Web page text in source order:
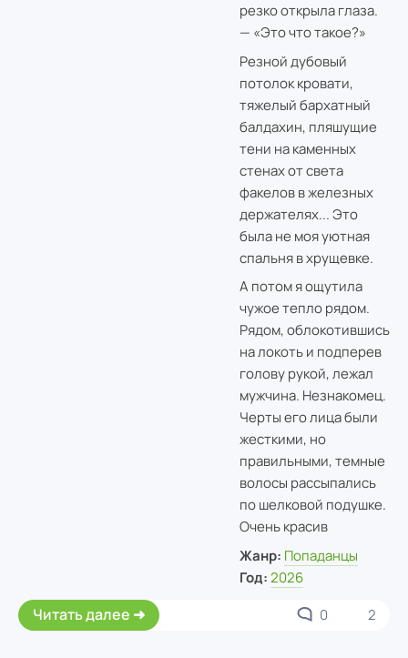
резко открыла глаза.
— «Это что такое?»
Резной дубовый
потолок кровати,
тяжелый бархатный
балдахин, пляшущие
тени на каменных
стенах от света
факелов в железных
держателях... Это
была не моя уютная
спальня в хрущевке.
А потом я ощутила
чужое тепло рядом.
Рядом, облокотившись
на локоть и подперев
голову рукой, лежал
мужчина. Незнакомец.
Черты его лица были
жесткими, но
правильными, темные
волосы рассыпались
по шелковой подушке.
Очень красив
Жанр: Попаданцы
Год: 2026
Читать далее 0 2